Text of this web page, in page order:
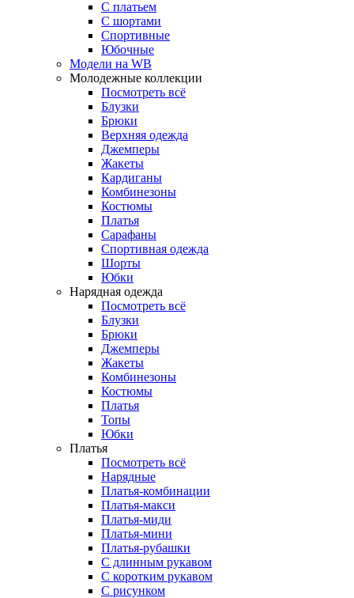
С платьем
С шортами
Спортивные
Юбочные
Модели на WB
Молодежные коллекции
Посмотреть всё
Блузки
Брюки
Верхняя одежда
Джемперы
Жакеты
Кардиганы
Комбинезоны
Костюмы
Платья
Сарафаны
Спортивная одежда
Шорты
Юбки
Нарядная одежда
Посмотреть всё
Блузки
Брюки
Джемперы
Жакеты
Комбинезоны
Костюмы
Платья
Топы
Юбки
Платья
Посмотреть всё
Нарядные
Платья-комбинации
Платья-макси
Платья-миди
Платья-мини
Платья-рубашки
С длинным рукавом
С коротким рукавом
С рисунком